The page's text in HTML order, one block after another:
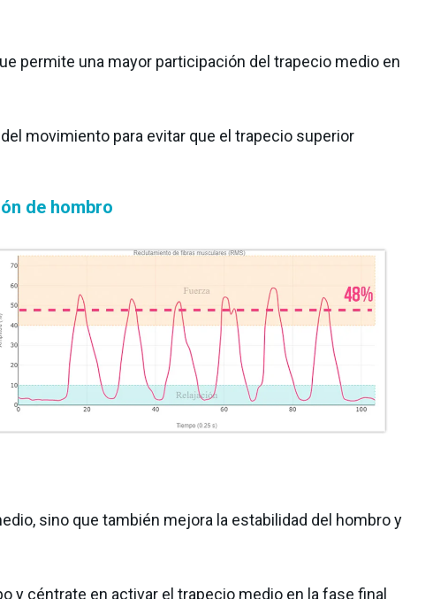
permite una mayor participación del trapecio medio en
movimiento para evitar que el trapecio superior
de hombro
sino que también mejora la estabilidad del hombro y
y céntrate en activar el trapecio medio en la fase final